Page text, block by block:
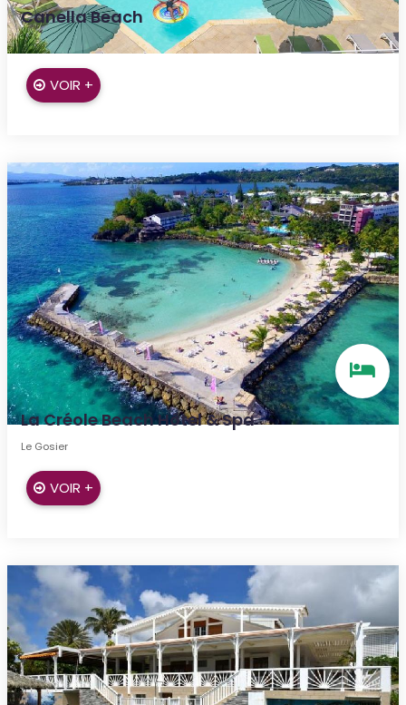
Canella Beach
Le Gosier
VOIR +
La Créole Beach Hôtel & Spa
Le Gosier
VOIR +